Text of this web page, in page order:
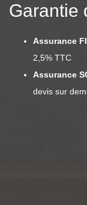
Garantie
Assurance
2,5% TTC
Assurance
devis sur